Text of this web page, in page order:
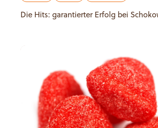
Die Hits: garantierter Erfolg bei